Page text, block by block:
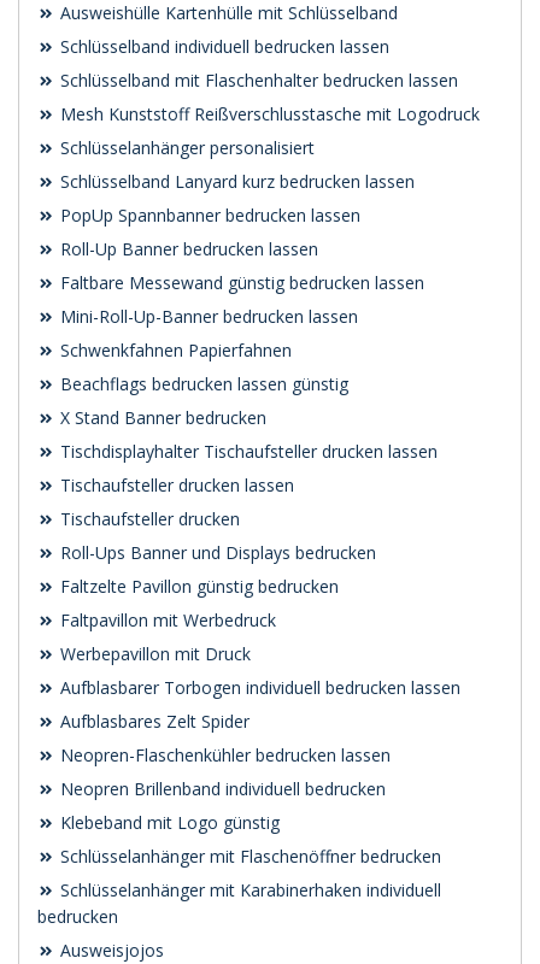
Ausweishülle Kartenhülle mit Schlüsselband
Schlüsselband individuell bedrucken lassen
Schlüsselband mit Flaschenhalter bedrucken lassen
Mesh Kunststoff Reißverschlusstasche mit Logodruck
Schlüsselanhänger personalisiert
Schlüsselband Lanyard kurz bedrucken lassen
PopUp Spannbanner bedrucken lassen
Roll-Up Banner bedrucken lassen
Faltbare Messewand günstig bedrucken lassen
Mini-Roll-Up-Banner bedrucken lassen
Schwenk­fahnen Papierfahnen
Beachflags bedrucken lassen günstig
X Stand Banner bedrucken
Tischdisplayhalter Tischaufsteller drucken lassen
Tischaufsteller drucken lassen
Tischaufsteller drucken
Roll-Ups Banner und Displays bedrucken
Faltzelte Pavillon günstig bedrucken
Faltpavillon mit Werbedruck
Werbepavillon mit Druck
Aufblasbarer Torbogen individuell bedrucken lassen
Aufblasbares Zelt Spider
Neopren-Flaschenkühler bedrucken lassen
Neopren Brillenband individuell bedrucken
Klebeband mit Logo günstig
Schlüsselanhänger mit Flaschenöffner bedrucken
Schlüsselanhänger mit Karabinerhaken individuell
bedrucken
Ausweisjojos